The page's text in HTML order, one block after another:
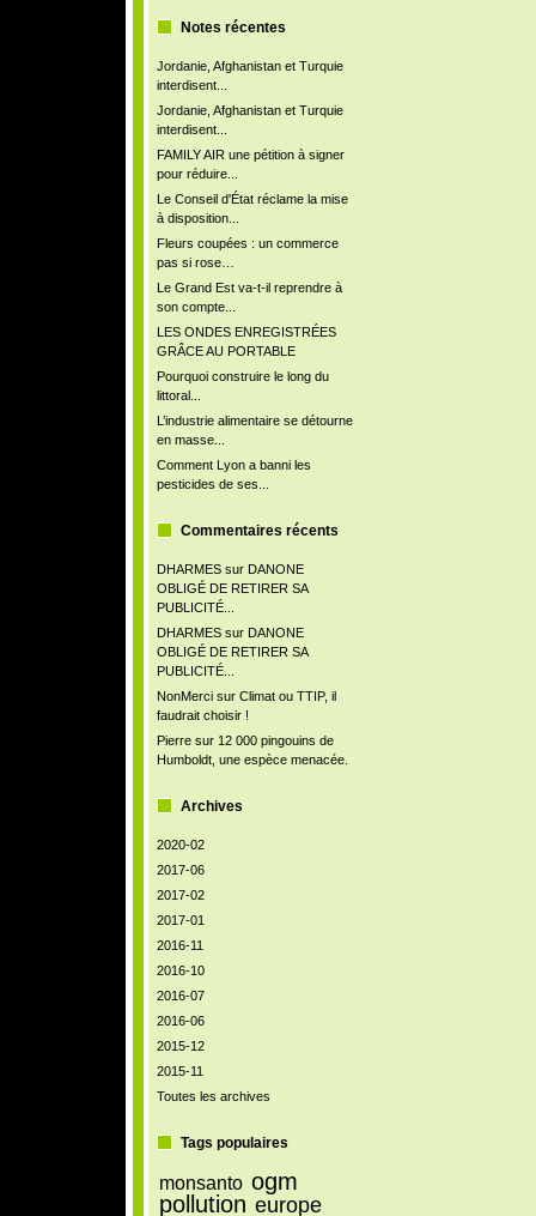
Notes récentes
Jordanie, Afghanistan et Turquie
interdisent...
Jordanie, Afghanistan et Turquie
interdisent...
FAMILY AIR une pétition à signer
pour réduire...
Le Conseil d'État réclame la mise
à disposition...
Fleurs coupées : un commerce
pas si rose…
Le Grand Est va-t-il reprendre à
son compte...
LES ONDES ENREGISTRÉES
GRÂCE AU PORTABLE
Pourquoi construire le long du
littoral...
L’industrie alimentaire se détourne
en masse...
Comment Lyon a banni les
pesticides de ses...
Commentaires récents
DHARMESsur DANONE
OBLIGÉ DE RETIRER SA
PUBLICITÉ...
DHARMESsur DANONE
OBLIGÉ DE RETIRER SA
PUBLICITÉ...
NonMercisur Climat ou TTIP, il
faudrait choisir !
Pierresur 12 000 pingouins de
Humboldt, une espèce menacée.
Archives
2020-02
2017-06
2017-02
2017-01
2016-11
2016-10
2016-07
2016-06
2015-12
2015-11
Toutes les archives
Tags populaires
monsanto ogm
pollution europe